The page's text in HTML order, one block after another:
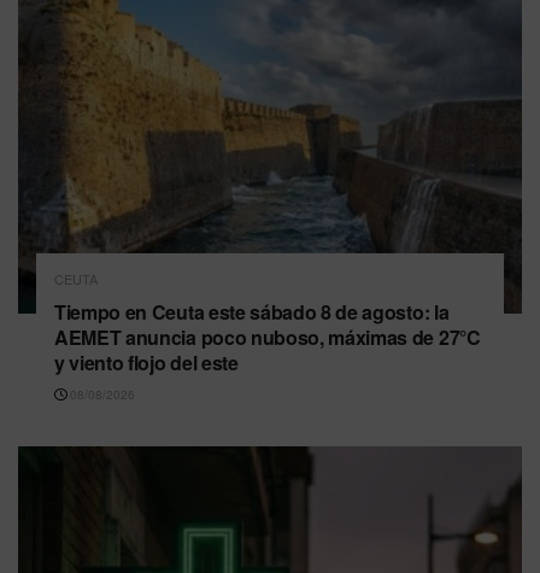
CEUTA
Tiempo en Ceuta este sábado 8 de agosto: la
AEMET anuncia poco nuboso, máximas de 27°C
y viento flojo del este
08/08/2026